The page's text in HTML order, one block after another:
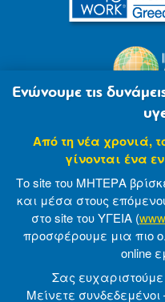
© 2007-2021 MITERA S.A
Terms of Use
Ενώνουμε τις
Από τη νέα χρονιά,
γίνονται ένα
Το site του ΜΗΤΕΡΑ
και μέσα στους
στο site του ΥΓΕΙΑ (
προσφέρουμε μια πιο
online
Σας
Μείνετε